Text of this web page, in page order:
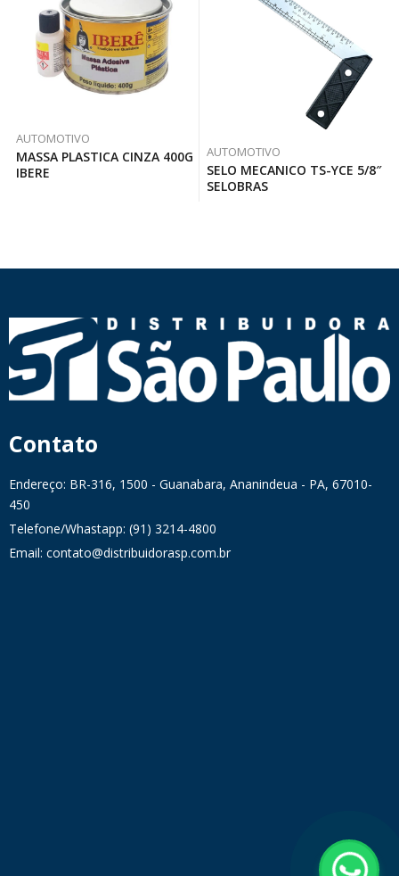
AUTOMOTIVO
MASSA PLASTICA CINZA 400G
IBERE
AUTOMOTIVO
SELO MECANICO TS-YCE 5/8″
SELOBRAS
Contato
Endereço: BR-316, 1500 - Guanabara, Ananindeua - PA, 67010-
450
Telefone/Whastapp: (91) 3214-4800
Email: contato@distribuidorasp.com.br